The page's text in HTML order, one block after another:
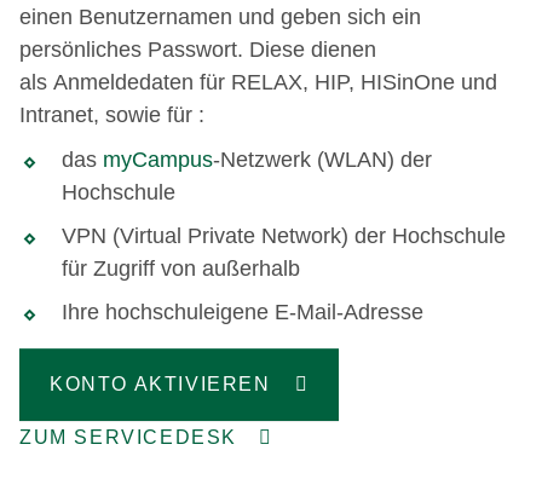
einen Benutzernamen und geben sich ein
persönliches Passwort. Diese dienen
als Anmeldedaten für RELAX, HIP, HISinOne und
Intranet, sowie für :
das myCampus-Netzwerk (WLAN) der
Hochschule
VPN (Virtual Private Network) der Hochschule
für Zugriff von außerhalb
Ihre hochschuleigene E-Mail-Adresse
KONTO AKTIVIEREN
ZUM SERVICEDESK